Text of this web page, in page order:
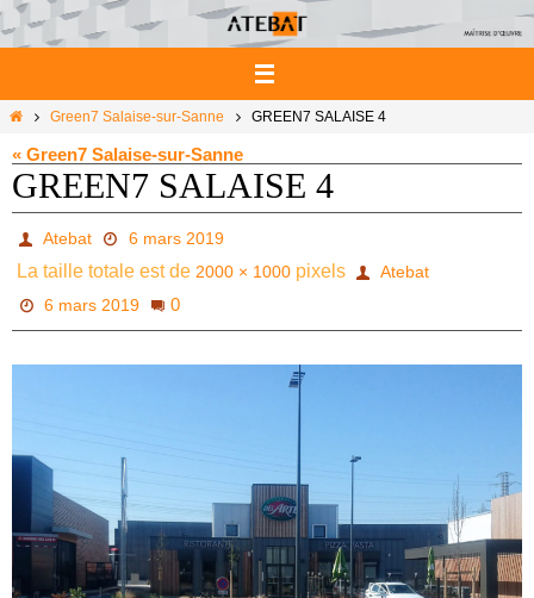
Passer
vers
le
HomeGreen7 Salaise-sur-Sanne GREEN7 SALAISE 4
« Green7 Salaise-sur-Sanne
GREEN7 SALAISE 4
Atebat 6 mars 2019
La taille totale est de 2000 × 1000 pixels
Atebat
6 mars 2019
0